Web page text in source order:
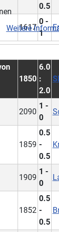
0.5
1617
0 -
1
1850
6.0
:
2.0
2090
1 -
0
1859
0.5
-
0.5
1909
1 -
0
1852
0.5
-
0.5
Weitere